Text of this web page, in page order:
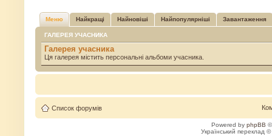
Меню Найкращі Найновіші Найпопулярніші Завантаження
ГАЛЕРЕЯ УЧАСНИКА
Галерея учасника
Ця галерея містить персональні альбоми учасника.
Список форумів
Powered by phpBB
Український переклад